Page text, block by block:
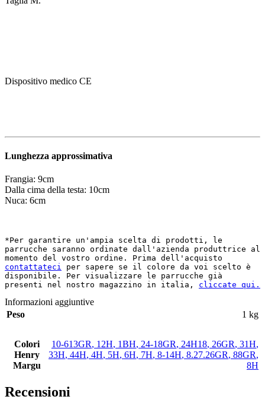
Dispositivo medico CE
Lunghezza approssimativa
Frangia: 9cm
Dalla cima della testa: 10cm
Nuca: 6cm
*Per garantire un'ampia scelta di prodotti, le
parrucche saranno ordinate dall'azienda produttrice al
contattateci
per sapere se il colore da voi scelto è
disponibile. Per visualizzare le parrucche già
presenti nel nostro magazzino in italia, cliccate qui.
Informazioni aggiuntive
Peso
1 kg
Colori
Henry
Margu
10-613GR, 12H, 1BH, 24-18GR, 24H18, 26GR, 31H,
33H, 44H, 4H, 5H, 6H, 7H, 8-14H, 8.27.26GR, 88GR,
8H
Recensioni